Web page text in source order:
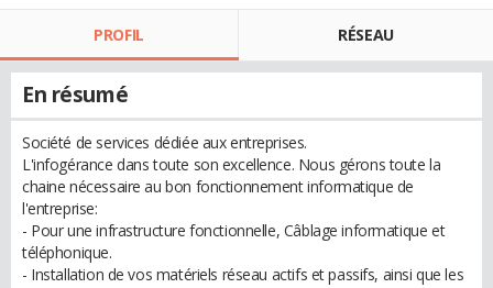
PROFIL RÉSEAU
En résumé
Société de services dédiée aux entreprises.
L'infogérance dans toute son excellence. Nous gérons toute la
chaine nécessaire au bon fonctionnement informatique de
l'entreprise:
- Pour une infrastructure fonctionnelle, Câblage informatique et
téléphonique.
- Installation de vos matériels réseau actifs et passifs, ainsi que les